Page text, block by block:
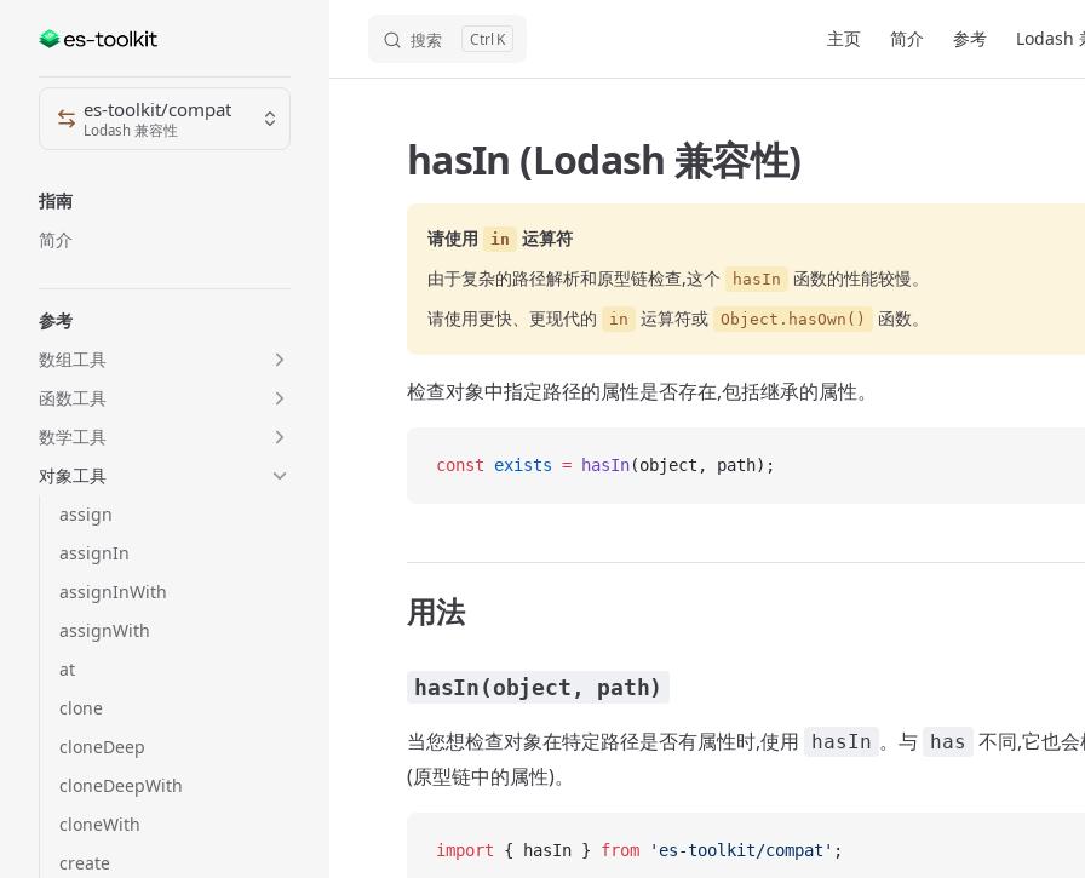
Skip to content 搜索 K 主页 简介 参考 Lodash
Sidebar Navigation
es-toolkit/compat
Lodash 兼容性
指南
简介
参考
数组工具
函数工具
数学工具
对象工具
assign
assignIn
assignInWith
assignWith
at
clone
cloneDeep
cloneDeepWith
cloneWith
create
hasIn (Lodash 兼容性)
请使用 in
运算符
由于复杂的路径解析和原型链检查,这个
hasIn
函数的性能较慢。
请使用更快、更现代的
in 运算符或 Object.hasOwn() 函数。
检查对象中指定路径的属性是否存在,包括继承的属性。
const exists = hasIn(object, path);
用法
hasIn(object, path)
当您想检查对象在特定路径是否有属性时,使用 hasIn 。与 has
不同,它也
(原型链中的属性)。
import { hasIn } from 'es-toolkit/compat' ;